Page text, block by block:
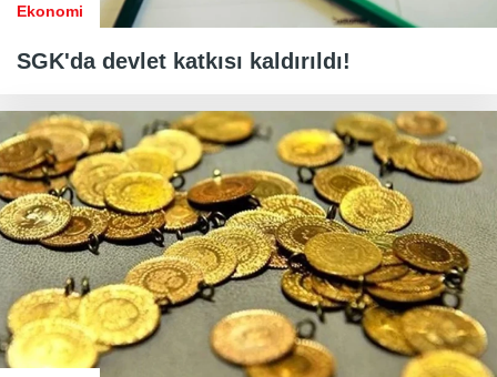
Ekonomi
SGK'da devlet katkısı kaldırıldı!